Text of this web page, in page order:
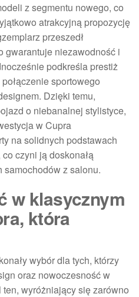
z segmentu nowego, co
atrakcyjną propozycję
przeszedł
gwarantuje niezawodność i
podkreśla prestiż
sportowego
Dzięki temu,
o niebanalnej stylistyce,
w Cupra
na solidnych podstawach
czyni ją doskonałą
samochodów z salonu.
w klasycznym
która
wybór dla tych, którzy
oraz nowoczesność w
wyróżniający się zarówno